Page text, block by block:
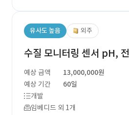
유사도 높음 외주
수질 모니터링 센서 pH,
예상 금액
13,000,000원
예상 기간
60일
개발
임베디드 외 1개